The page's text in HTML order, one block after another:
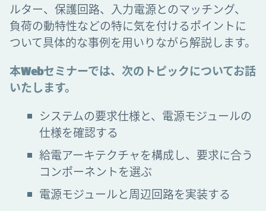
ルター、保護回路、入力電源とのマッチング、
負荷の動特性などの特に気を付けるポイントに
ついて具体的な事例を用いりながら解説します。
本Webセミナーでは、次のトピックについてお話
いたします。
システムの要求仕様と、電源モジュールの
仕様を確認する
給電アーキテクチャを構成し、要求に合う
コンポーネントを選ぶ
電源モジュールと周辺回路を実装する